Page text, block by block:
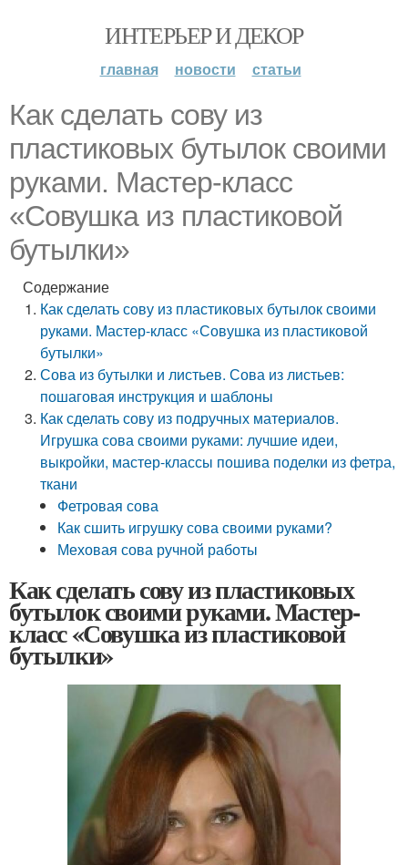
ИНТЕРЬЕР И ДЕКОР
главная новости статьи
Как сделать сову из
пластиковых бутылок своими
руками. Мастер-класс
«Совушка из пластиковой
бутылки»
Содержание
Как сделать сову из пластиковых бутылок своими
руками. Мастер-класс «Совушка из пластиковой
бутылки»
Сова из бутылки и листьев. Сова из листьев:
пошаговая инструкция и шаблоны
Как сделать сову из подручных материалов.
Игрушка сова своими руками: лучшие идеи,
выкройки, мастер-классы пошива поделки из фетра,
ткани
Фетровая сова
Как сшить игрушку сова своими руками?
Меховая сова ручной работы
Как сделать сову из пластиковых
бутылок своими руками. Мастер-
класс «Совушка из пластиковой
бутылки»